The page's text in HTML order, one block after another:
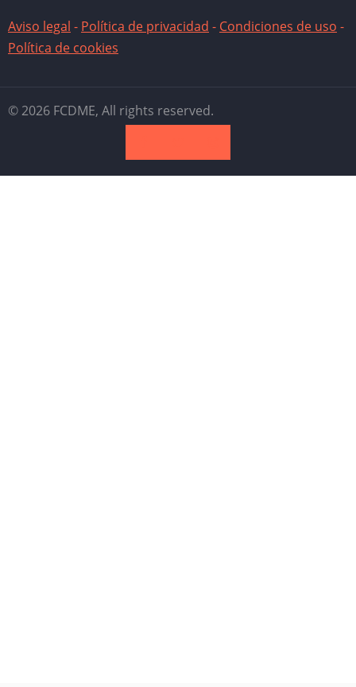
Aviso legal - Política de privacidad - Condiciones de uso -
Política de cookies
© 2026 FCDME, All rights reserved.